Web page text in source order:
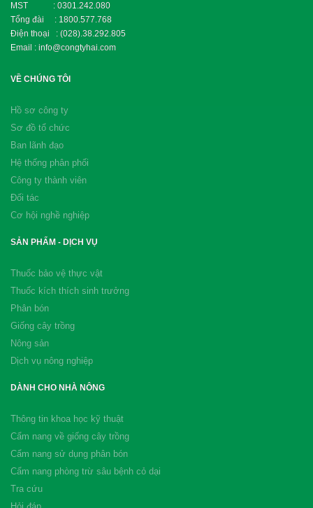
MST : 0301.242.080
Tổng đài : 1800.577.768
Điện thoại : (028).38.292.805
Email : info@congtyhai.com
VỀ CHÚNG TÔI
Hồ sơ công ty
Sơ đồ tổ chức
Ban lãnh đạo
Hệ thống phân phối
Công ty thành viên
Đối tác
Cơ hội nghề nghiệp
SẢN PHẨM - DỊCH VỤ
Thuốc bảo vệ thực vật
Thuốc kích thích sinh trưởng
Phân bón
Giống cây trồng
Nông sản
Dịch vụ nông nghiệp
DÀNH CHO NHÀ NÔNG
Thông tin khoa học kỹ thuật
Cẩm nang về giống cây trồng
Cẩm nang sử dụng phân bón
Cẩm nang phòng trừ sâu bệnh cỏ dại
Tra cứu